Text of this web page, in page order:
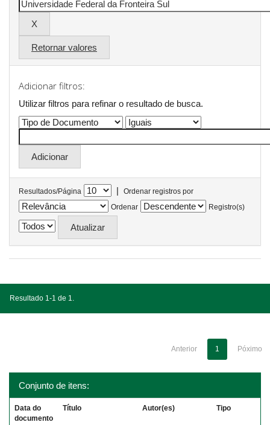
Retornar valores
Adicionar filtros:
Utilizar filtros para refinar o resultado de busca.
Resultados/Página |
Ordenar registros por
Ordenar
Registro(s)
Resultado 1-1 de 1.
Anterior 1 Póximo
Conjunto de itens:
Data do
documento
Título Autor(es) Tipo